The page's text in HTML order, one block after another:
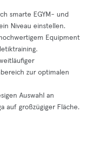
smarte EGYM- und
Niveau einstellen.
Equipment
zur optimalen
Auswahl an
auf großzügiger Fläche.